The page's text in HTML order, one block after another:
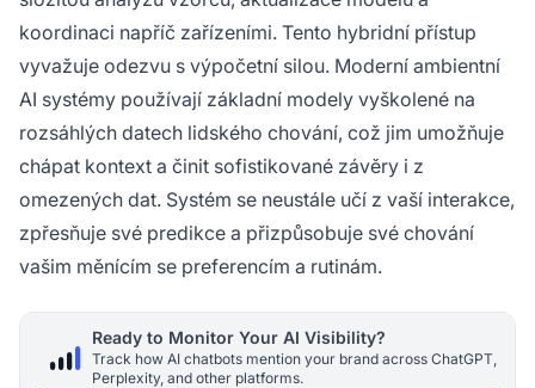
koordinaci napříč zařízeními. Tento hybridní přístup
vyvažuje odezvu s výpočetní silou. Moderní ambientní
AI systémy používají základní modely vyškolené na
rozsáhlých datech lidského chování, což jim umožňuje
chápat kontext a činit sofistikované závěry i z
omezených dat. Systém se neustále učí z vaší interakce,
zpřesňuje své predikce a přizpůsobuje své chování
vašim měnícím se preferencím a rutinám.
Ready to Monitor Your AI Visibility?
Track how AI chatbots mention your brand across ChatGPT,
Perplexity, and other platforms.